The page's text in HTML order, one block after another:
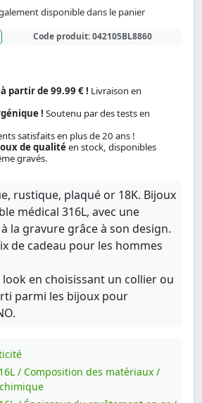
disponible dans le panier
Code produit:042105BL8860
partir de 99.99 € ! Livraison en
! Soutenu par des tests en
satisfaits en plus de 20 ans !
de qualitéen stock, disponibles
gravés.
rustique, plaqué or 18K. Bijoux
médical 316L, avec une
la gravure grâce à son design.
de cadeau pour les hommes
en choisissant un collier ou
parmi les bijoux pour
/ Composition des matériaux /